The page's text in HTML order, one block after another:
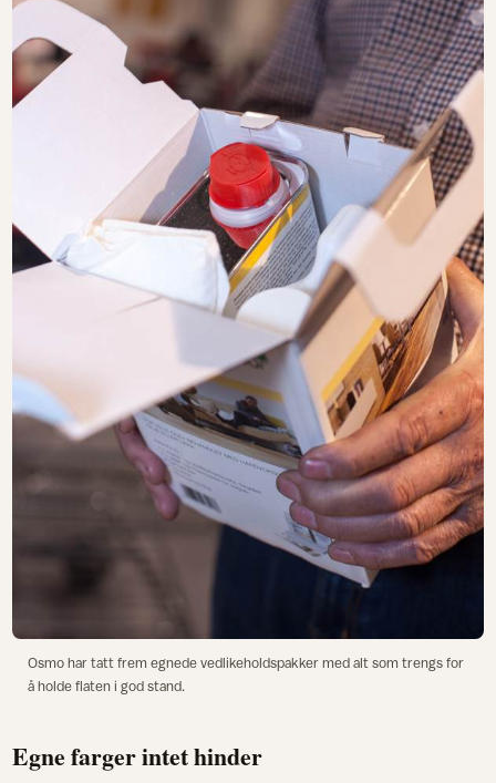
Osmo har tatt frem egnede vedlikeholdspakker med alt som trengs for
å holde flaten i god stand.
Egne farger intet hinder